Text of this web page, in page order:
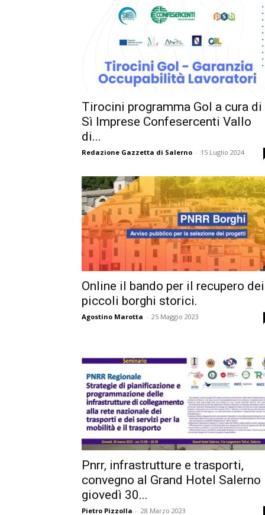
Tirocini programma Gol a cura di
Sì Imprese Confesercenti Vallo
di...
Redazione Gazzetta di Salerno - 15 Luglio 2024
Online il bando per il recupero dei
piccoli borghi storici.
Agostino Marotta - 25 Maggio 2023
Pnrr, infrastrutture e trasporti,
convegno al Grand Hotel Salerno
giovedì 30...
Pietro Pizzolla - 28 Marzo 2023